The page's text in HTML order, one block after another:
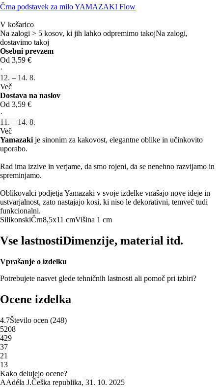
Črna podstavek za milo YAMAZAKI Flow
V košarico
Na zalogi > 5 kosov, ki jih lahko odpremimo takojNa zalogi,
dostavimo takoj
Osebni prevzem
Od 3,59 €
·
12. – 14. 8.
Več
Dostava na naslov
Od 3,59 €
·
11. – 14. 8.
Več
Yamazaki je sinonim za kakovost, elegantne oblike in učinkovito
uporabo.
Rad ima izzive in verjame, da smo rojeni, da se nenehno razvijamo in
spreminjamo.
Oblikovalci podjetja Yamazaki v svoje izdelke vnašajo nove ideje in
ustvarjalnost, zato nastajajo kosi, ki niso le dekorativni, temveč tudi
funkcionalni.
SilikonskiČrn8,5x11 cmVišina 1 cm
Vse lastnostiDimenzije, material itd.
Vprašanje o izdelku
Potrebujete nasvet glede tehničnih lastnosti ali pomoč pri izbiri?
Ocene izdelka
4.7Število ocen (248)
5208
429
37
21
13
Kako delujejo ocene?
AAdéla J.Češka republika, 31. 10. 2025